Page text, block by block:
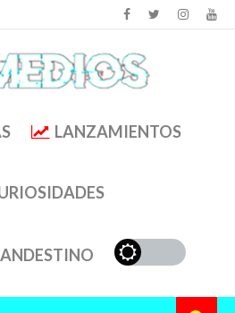
LANZAMIENTOS